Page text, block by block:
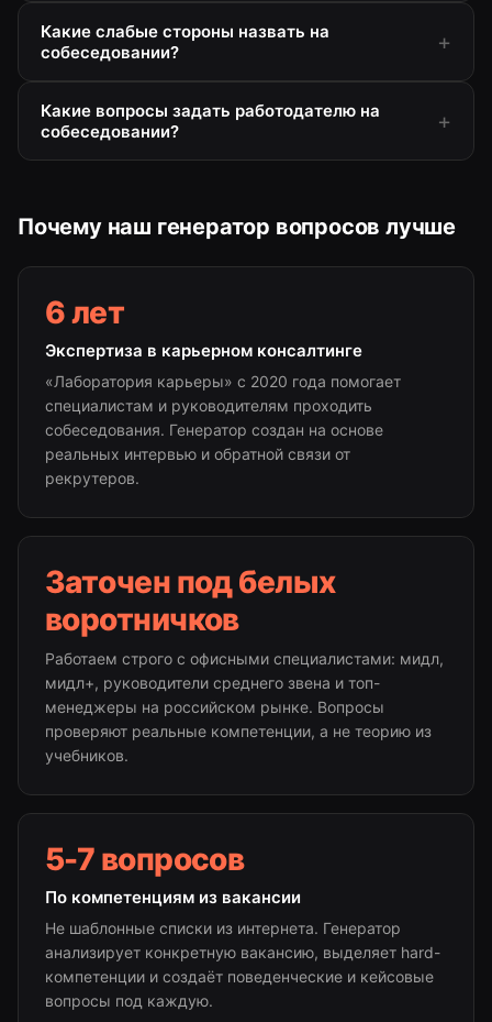
Какие слабые стороны назвать на
собеседовании?
Какие вопросы задать работодателю на
собеседовании?
Почему наш генератор вопросов лучше
6 лет
Экспертиза в карьерном консалтинге
«Лаборатория карьеры» с 2020 года помогает
специалистам и руководителям проходить
собеседования. Генератор создан на основе
реальных интервью и обратной связи от
рекрутеров.
Заточен под белых
воротничков
Работаем строго с офисными специалистами: мидл,
мидл+, руководители среднего звена и топ-
менеджеры на российском рынке. Вопросы
проверяют реальные компетенции, а не теорию из
учебников.
5-7 вопросов
По компетенциям из вакансии
Не шаблонные списки из интернета. Генератор
анализирует конкретную вакансию, выделяет hard-
компетенции и создаёт поведенческие и кейсовые
вопросы под каждую.